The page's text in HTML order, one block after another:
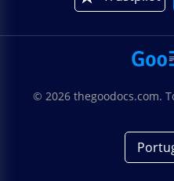
© 2026 thegoodocs.com.